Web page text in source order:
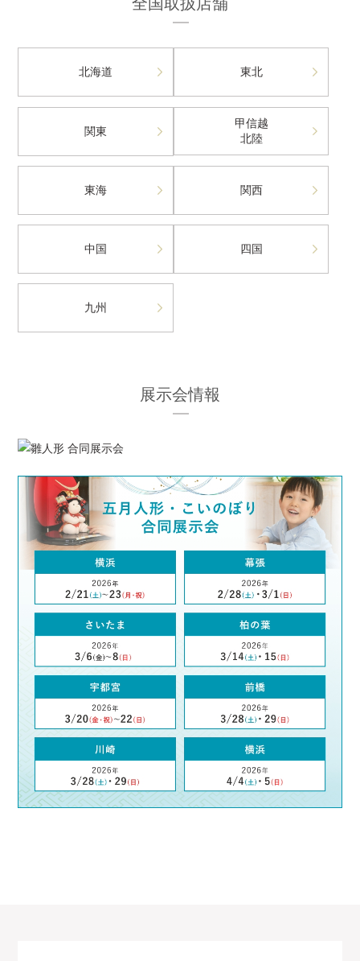
全国取扱店舗
北海道 東北
関東
甲信越
北陸
東海 関西
中国 四国
九州
展示会情報